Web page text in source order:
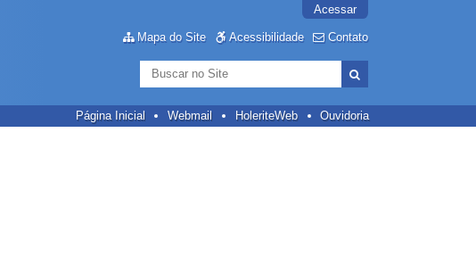
Acessar
Mapa do Site Acessibilidade Contato
Busca
Avançada…
Página Inicial Webmail HoleriteWeb Ouvidoria